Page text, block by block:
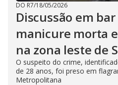
DO R7/18/05/2026
Discussão em
manicure morta
na zona leste de
O suspeito do crime,
de 28 anos, foi preso em
Metropolitana